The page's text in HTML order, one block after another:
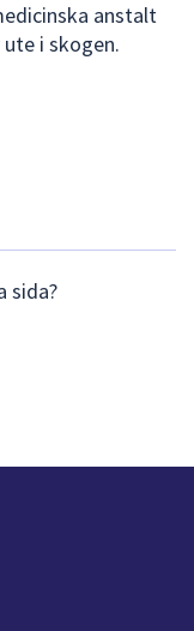
anstalt
i skogen.
sida?